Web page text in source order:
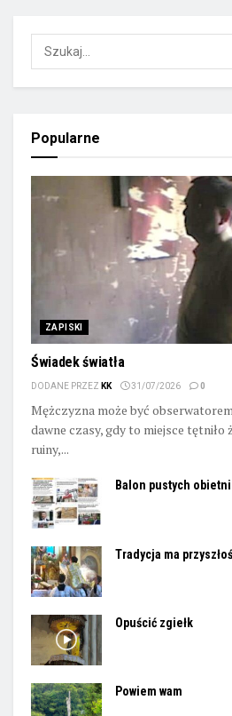
Popularne
ZAPISKI
Świadek światła
DODANE PRZEZ KK 31/07/2026 0
Mężczyzna może być
dawne czasy, gdy to miejsce tętniło
ruiny,...
Balon pustych
Tradycja ma
Opuścić zgiełk
Powiem wam